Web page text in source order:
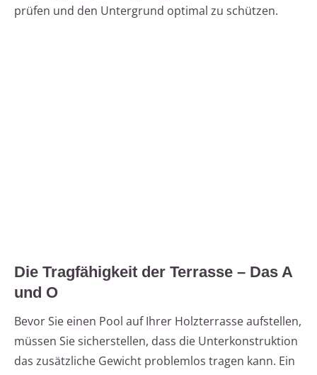
prüfen und den Untergrund optimal zu schützen.
Die Tragfähigkeit der Terrasse – Das A
und O
Bevor Sie einen Pool auf Ihrer Holzterrasse aufstellen,
müssen Sie sicherstellen, dass die Unterkonstruktion
das zusätzliche Gewicht problemlos tragen kann. Ein